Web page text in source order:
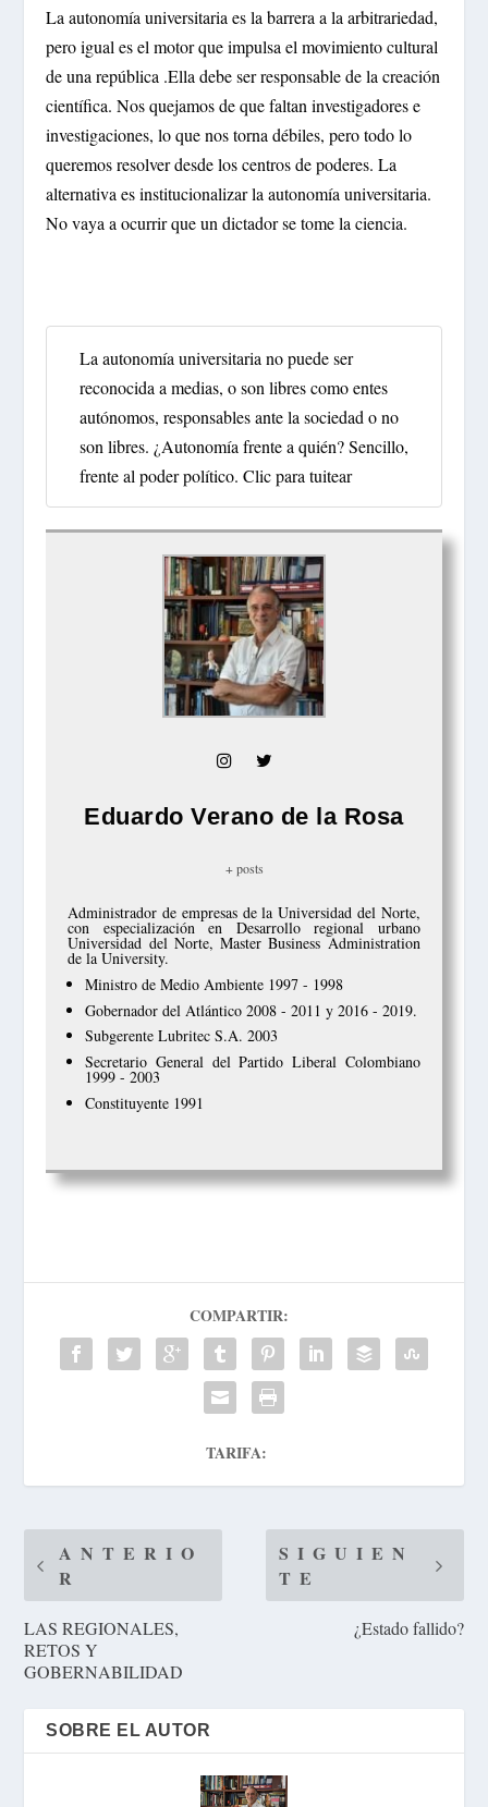
La autonomía universitaria es la barrera a la arbitrariedad,
pero igual es el motor que impulsa el movimiento cultural
de una república .Ella debe ser responsable de la creación
científica. Nos quejamos de que faltan investigadores e
investigaciones, lo que nos torna débiles, pero todo lo
queremos resolver desde los centros de poderes. La
alternativa es institucionalizar la autonomía universitaria.
No vaya a ocurrir que un dictador se tome la ciencia.
La autonomía universitaria no puede ser
reconocida a medias, o son libres como entes
autónomos, responsables ante la sociedad o no
son libres. ¿Autonomía frente a quién? Sencillo,
frente al poder político. Clic para tuitear
Eduardo Verano de la Rosa
+ posts
Administrador de empresas de la Universidad del Norte,
con especialización en Desarrollo regional urbano
Universidad del Norte, Master Business Administration
de la University.
Ministro de Medio Ambiente 1997 - 1998
Gobernador del Atlántico 2008 - 2011 y 2016 - 2019.
Subgerente Lubritec S.A. 2003
Secretario General del Partido Liberal Colombiano
1999 - 2003
Constituyente 1991
COMPARTIR:
TARIFA:
ANTERIO
R
LAS REGIONALES,
RETOS Y
GOBERNABILIDAD
SIGUIEN
TE
¿Estado fallido?
SOBRE EL AUTOR